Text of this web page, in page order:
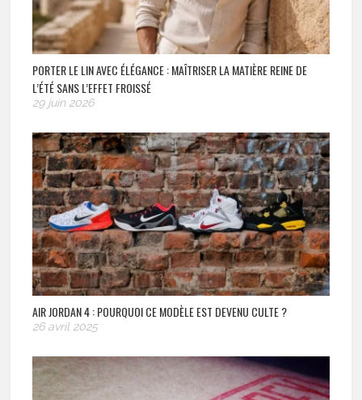
PORTER LE LIN AVEC ÉLÉGANCE : MAÎTRISER LA MATIÈRE REINE DE
L’ÉTÉ SANS L’EFFET FROISSÉ
29 juin 2026
AIR JORDAN 4 : POURQUOI CE MODÈLE EST DEVENU CULTE ?
26 avril 2025